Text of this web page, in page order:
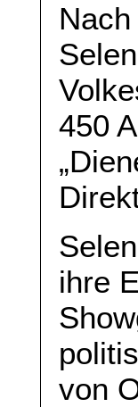
450
ihre
von